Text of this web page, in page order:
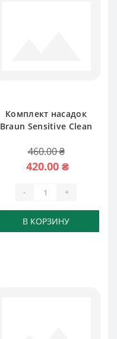
Комплект насадок
Braun Sensitive Clean
460.00 ₴
420.00 ₴
- +
В КОРЗИНУ